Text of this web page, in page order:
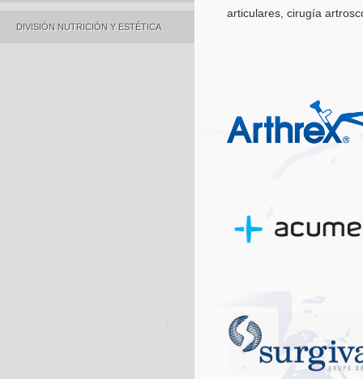
DIVISIÓN NUTRICIÓN Y ESTÉTICA
articulares, cirugía